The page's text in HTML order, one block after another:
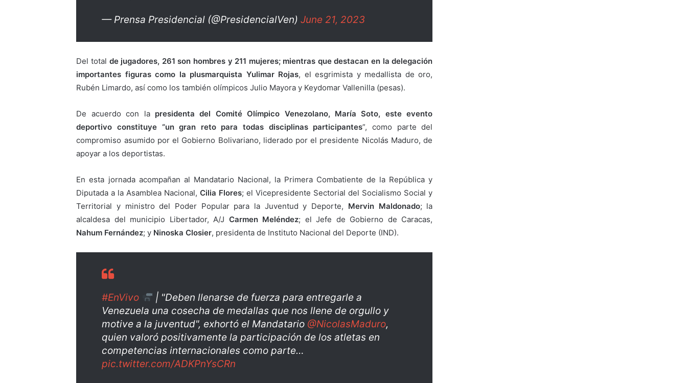
— Prensa Presidencial (@PresidencialVen)June 21, 2023
Del total de jugadores, 261 son hombres y 211 mujeres; mientras que destacan en la delegación
importantes figuras como la plusmarquista Yulimar Rojas, el esgrimista y medallista de oro,
Rubén Limardo, así como los también olímpicos Julio Mayora y Keydomar Vallenilla (pesas).
De acuerdo con la presidenta del Comité Olímpico Venezolano, María Soto, este evento
deportivo constituye “un gran reto para todas disciplinas participantes”, como parte del
compromiso asumido por el Gobierno Bolivariano, liderado por el presidente Nicolás Maduro, de
apoyar a los deportistas.
En esta jornada acompañan al Mandatario Nacional, la Primera Combatiente de la República y
Diputada a la Asamblea Nacional,Cilia Flores; el Vicepresidente Sectorial del Socialismo Social y
Territorial y ministro del Poder Popular para la Juventud y Deporte, Mervin Maldonado; la
alcaldesa del municipio Libertador, A/J Carmen Meléndez; el Jefe de Gobierno de Caracas,
Nahum Fernández; y Ninoska Closier, presidenta de Instituto Nacional del Deporte (IND).
#EnVivo
| "Deben llenarse de fuerza para entregarle a
Venezuela una cosecha de medallas que nos llene de orgullo y
motive a la juventud", exhortó el Mandatario @NicolasMaduro,
quien valoró positivamente la participación de los atletas en
competencias internacionales como parte…
pic.twitter.com/ADKPnYsCRn